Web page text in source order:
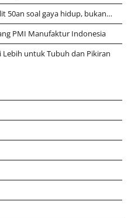
50an soal gaya hidup, bukan…
PMI Manufaktur Indonesia
Lebih untuk Tubuh dan Pikiran